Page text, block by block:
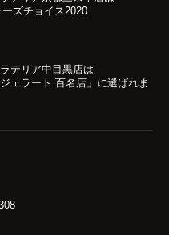
ズチョイス2020
テリア中目黒店は
ェラート 百名店」に選ばれま